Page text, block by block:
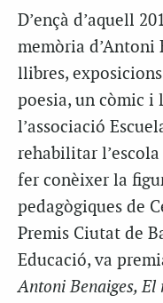
D’ençà d’aquell
memòria d’Antoni
llibres,
poesia, un còmic i
l’associació
rehabilitar
fer conèixer la
pedagògiques de
Premis Ciutat de
Educació, va
Antoni Benaiges, El